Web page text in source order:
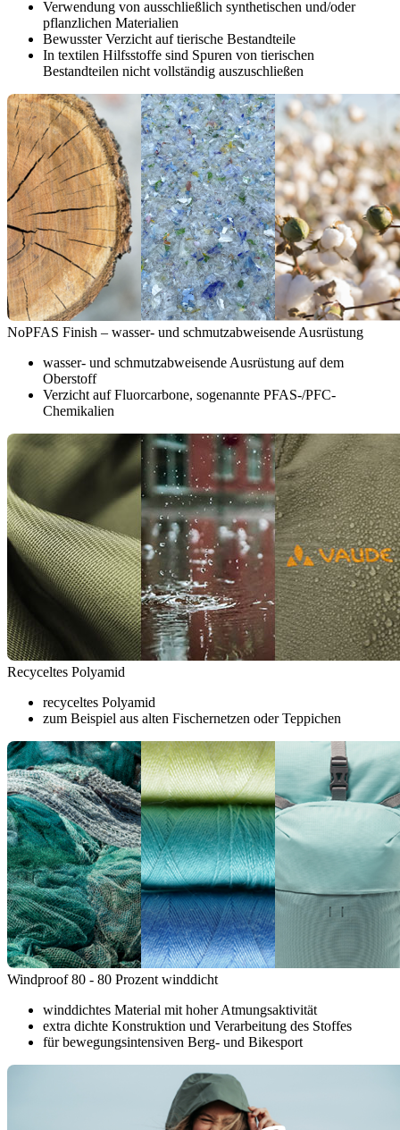
Verwendung von ausschließlich synthetischen und/oder
pflanzlichen Materialien
Bewusster Verzicht auf tierische Bestandteile
In textilen Hilfsstoffe sind Spuren von tierischen
Bestandteilen nicht vollständig auszuschließen
NoPFAS Finish – wasser- und schmutzabweisende Ausrüstung
wasser- und schmutzabweisende Ausrüstung auf dem
Oberstoff
Verzicht auf Fluorcarbone, sogenannte PFAS-/PFC-
Chemikalien
Recyceltes Polyamid
recyceltes Polyamid
zum Beispiel aus alten Fischernetzen oder Teppichen
Windproof 80 - 80 Prozent winddicht
winddichtes Material mit hoher Atmungsaktivität
extra dichte Konstruktion und Verarbeitung des Stoffes
für bewegungsintensiven Berg- und Bikesport